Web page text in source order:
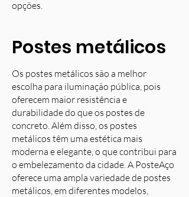
opções.
Postes metálicos
Os postes metálicos são a melhor
escolha para iluminação pública, pois
oferecem maior resistência e
durabilidade do que os postes de
concreto. Além disso, os postes
metálicos têm uma estética mais
moderna e elegante, o que contribui para
o embelezamento da cidade. A PosteAço
oferece uma ampla variedade de postes
metálicos, em diferentes modelos,